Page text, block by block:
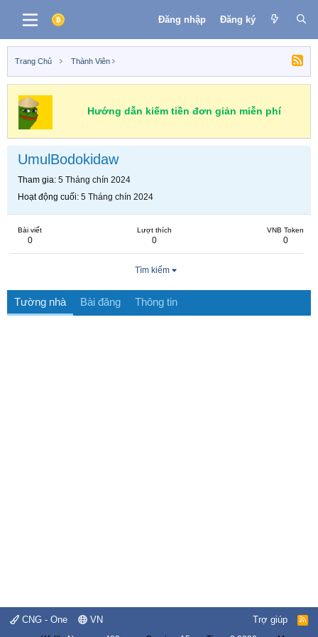
Đăng nhập Đăng ký
Trang Chủ Thành Viên
Hướng dẫn kiếm tiền đơn giản miễn phí
UmulBodokidaw
Tham gia 5 Tháng chín 2024
Hoạt động cuối 5 Tháng chín 2024
Bài viết
0
Lượt thích
0
VNB Token
0
Tìm kiếm
Tường nhà Bài đăng Thông tin
CNG - One VN Trợ giúp
R